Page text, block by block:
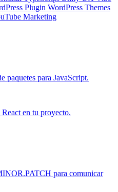
Plugin WordPress Themes
Marketing
paquetes para JavaScript.
en tu proyecto.
para comunicar